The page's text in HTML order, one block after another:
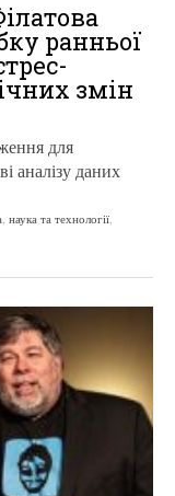
ранньої
змін
для
аналізу даних
, наука та технології,